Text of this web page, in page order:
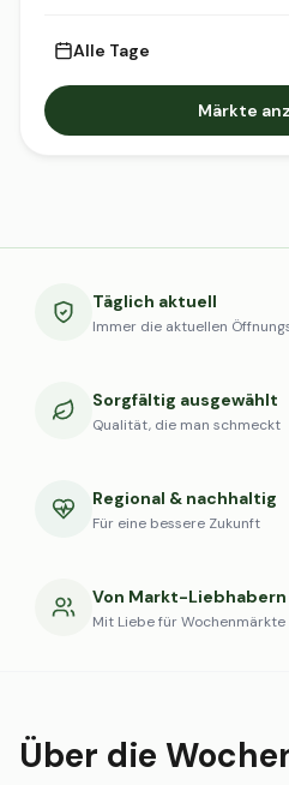
Alle Tage
Märkte
Täglich aktuell
Immer die aktuellen
Sorgfältig ausgewählt
Qualität, die man schmeckt
Regional & nachhaltig
Für eine bessere Zukunft
Von Markt-Liebhabern
Mit Liebe für Wochenmärkte
Über die